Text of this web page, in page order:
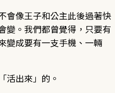
會像王子和公主此後過著快
變。我們都曾覺得，只要有
變成要有一支手機、一輛
活出來」的。